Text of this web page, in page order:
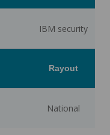
IBM security
Rayout
National